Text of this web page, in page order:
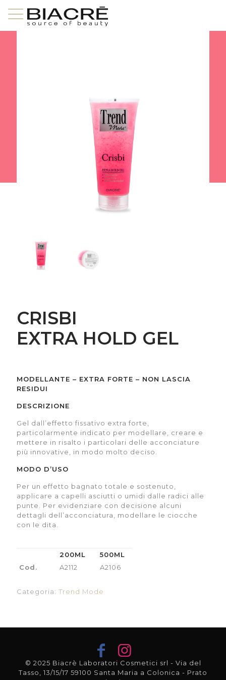
CRISBI
EXTRA HOLD GEL
MODELLANTE – EXTRA FORTE – NON LASCIA
RESIDUI
DESCRIZIONE
Gel dall’effetto fissativo extra forte,
particolarmente indicato per modellare, creare e
mettere in risalto i particolari delle acconciature
più innovative, in modo molto deciso.
MODO D’USO
Per un effetto bagnato totale e sostenuto,
applicare a capelli asciutti o umidi dalle radici alle
punte. Per evidenziare con decisione alcuni
dettagli dell’acconciatura, modellare le ciocche
con le dita.
200ML
500ML
Cod.
A2112 A2106
Categoria: Trend Mode
© 2025 Biacrè Laboratori Cosmetici srl - Via del
Tasso, 13/15/17 59100 Santa Maria a Colonica - Prato